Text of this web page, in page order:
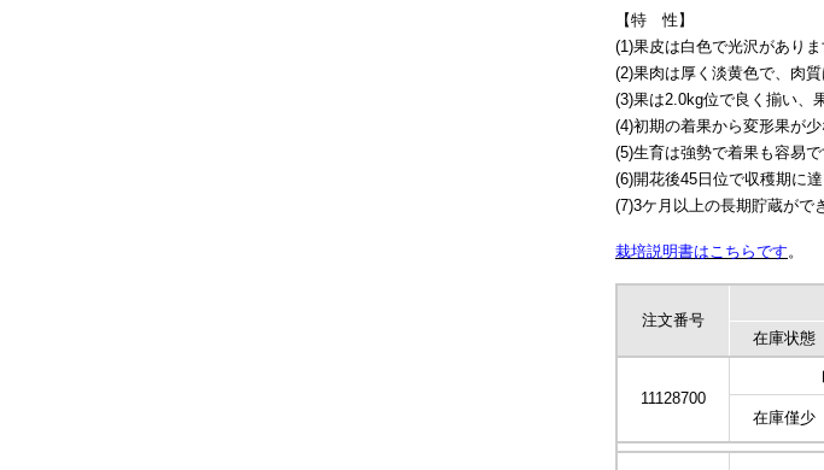
【特 性】
(1)果皮は白色で光沢がありま
(2)果肉は厚く淡黄色で、肉
(3)果は2.0kg位で良く揃い、
(4)初期の着果から変形果が少
(5)生育は強勢で着果も容易
(6)開花後45日位で収穫期に
(7)3ケ月以上の長期貯蔵がで
栽培説明書はこちらです 。
注文番号
在庫状態
11128700
在庫僅少